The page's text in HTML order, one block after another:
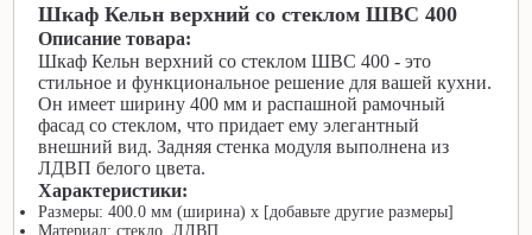
Шкаф Кельн верхний со стеклом ШВС 400
Описание товара:
Шкаф Кельн верхний со стеклом ШВС 400 - это
стильное и функциональное решение для вашей кухни.
Он имеет ширину 400 мм и распашной рамочный
фасад со стеклом, что придает ему элегантный
внешний вид. Задняя стенка модуля выполнена из
ЛДВП белого цвета.
Характеристики:
Размеры: 400.0 мм (ширина) х [добавьте другие размеры]
Материал: стекло, ЛДВП